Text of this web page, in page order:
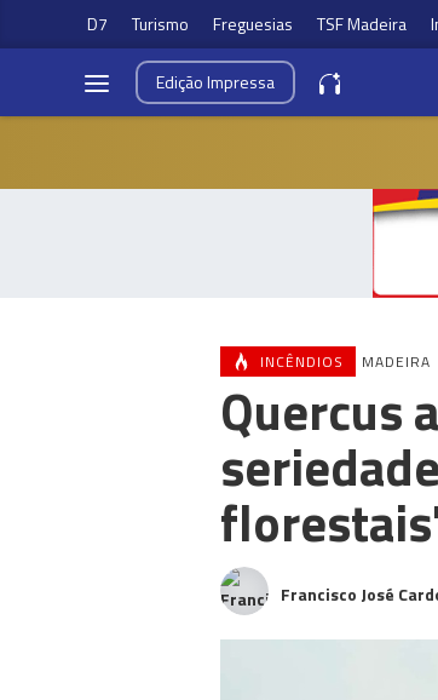
D7 Turismo Freguesias TSF Madeira
EdiçãoImpressa
INCÊNDIOS MADEIRA
Quercus
Francisco José